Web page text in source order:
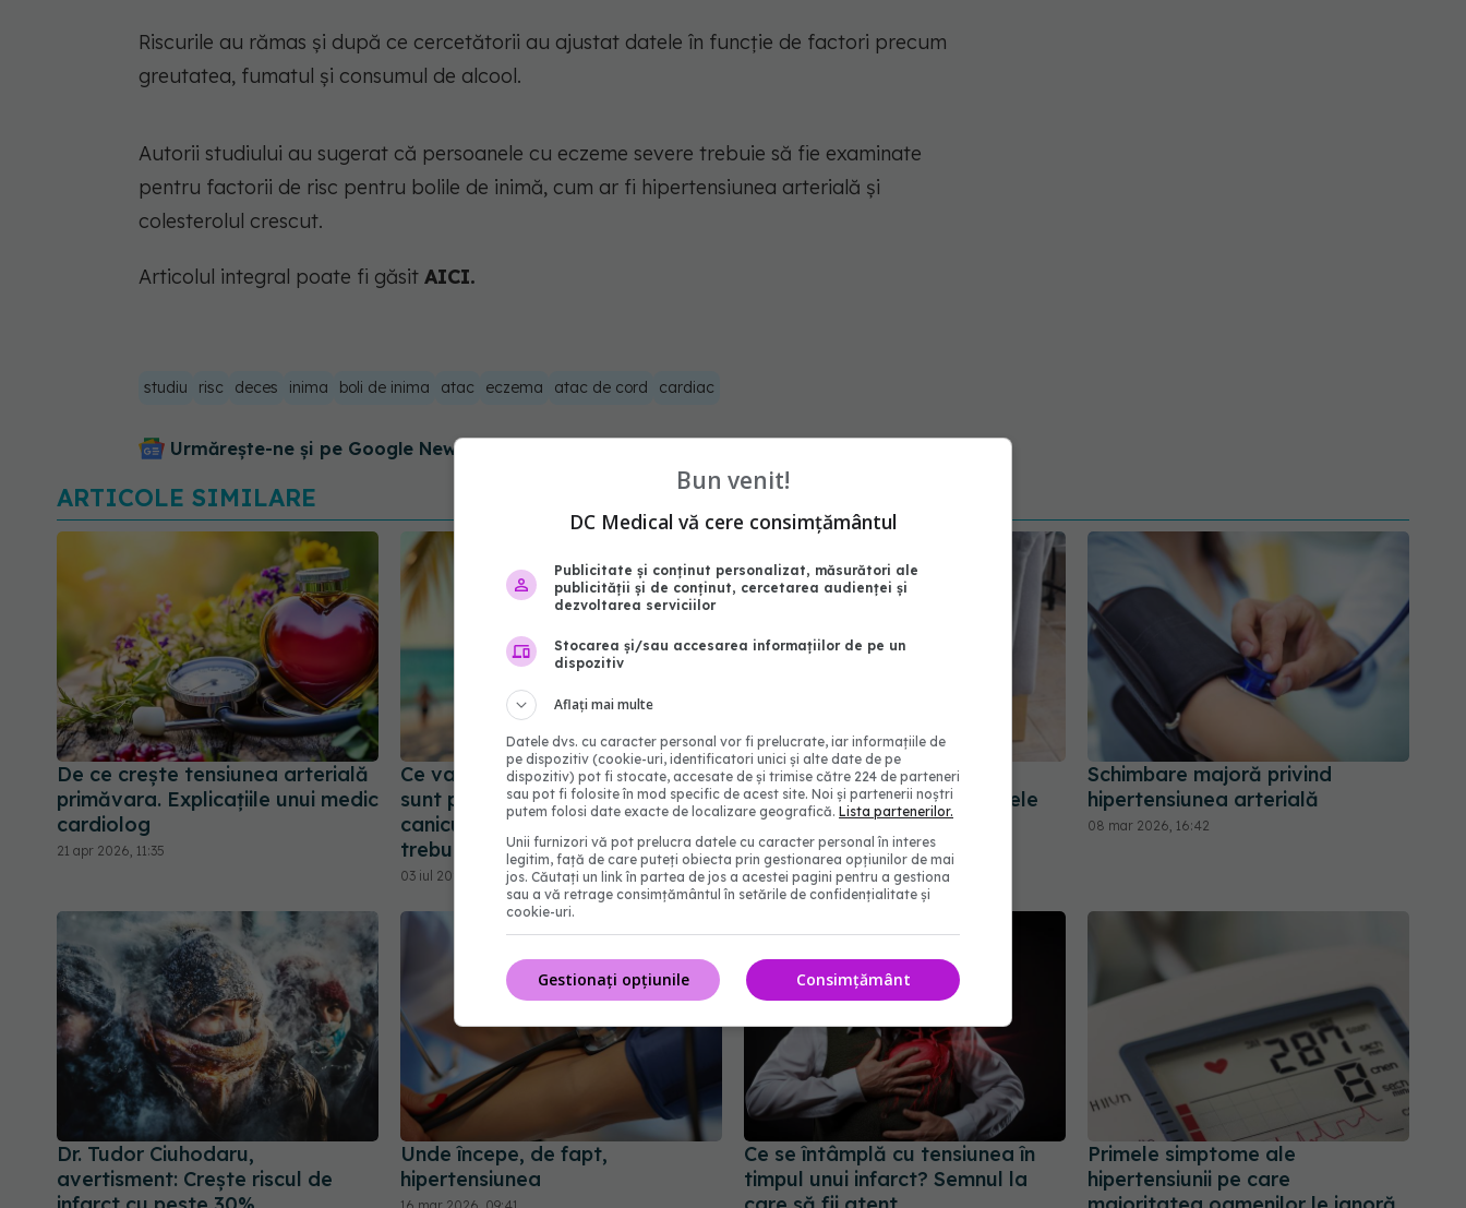
Riscurile au rămas și după ce cercetătorii au ajustat datele în funcție de factori precum
greutatea, fumatul și consumul de alcool.
Autorii studiului au sugerat că persoanele cu eczeme severe trebuie să fie examinate
pentru factorii de risc pentru bolile de inimă, cum ar fi hipertensiunea arterială și
colesterolul crescut.
Articolul integral poate fi găsit AICI.
studiu risc deces inima boli de inima atac eczema atac de cord cardiac
Urmărește-ne și pe Google News - abonează‑te!
ARTICOLE SIMILARE
De ce crește tensiunea arterială
primăvara. Explicațiile unui medic
cardiolog
21 apr 2026, 11:35
Ce valori ale tensiunii arteriale
sunt periculoase în timpul
caniculei. Semnalele pe care nu
trebuie să le ignori
03 iul 2026, 22:06
Boala de piele care poate
afecta inima chiar și în formele
ușoare
27 iul 2026, 22:29
Schimbare majoră privind
hipertensiunea arterială
08 mar 2026, 16:42
Dr. Tudor Ciuhodaru,
avertisment: Crește riscul de
Unde începe, de fapt,
hipertensiunea
Ce se întâmplă cu tensiunea în
timpul unui infarct? Semnul la
Primele simptome ale
hipertensiunii pe care
Bun venit!
DC Medical vă cere consimțământul
Publicitate și conținut personalizat, măsurători ale
publicității și de conținut, cercetarea audienței și
dezvoltarea serviciilor
Stocarea și/sau accesarea informațiilor de pe un
dispozitiv
Aflați mai multe
Datele dvs. cu caracter personal vor fi prelucrate, iar informațiile de
pe dispozitiv (cookie-uri, identificatori unici și alte date de pe
dispozitiv) pot fi stocate, accesate de și trimise către 224 de parteneri
sau pot fi folosite în mod specific de acest site. Noi și partenerii noștri
putem folosi date exacte de localizare geografică. Lista partenerilor.
Unii furnizori vă pot prelucra datele cu caracter personal în interes
legitim, față de care puteți obiecta prin gestionarea opțiunilor de mai
jos. Căutați un link în partea de jos a acestei pagini pentru a gestiona
sau a vă retrage consimțământul în setările de confidențialitate și
cookie-uri.
Consimțământ
Gestionați opțiunile